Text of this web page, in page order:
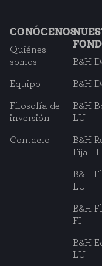
CONÓCENOS
Quiénes
somos
Equipo
Filosofía de
inversión
Contacto
B&H
B&H
B&H
LU
B&H
Fija FI
B&H
LU
B&H
FI
B&H
LU